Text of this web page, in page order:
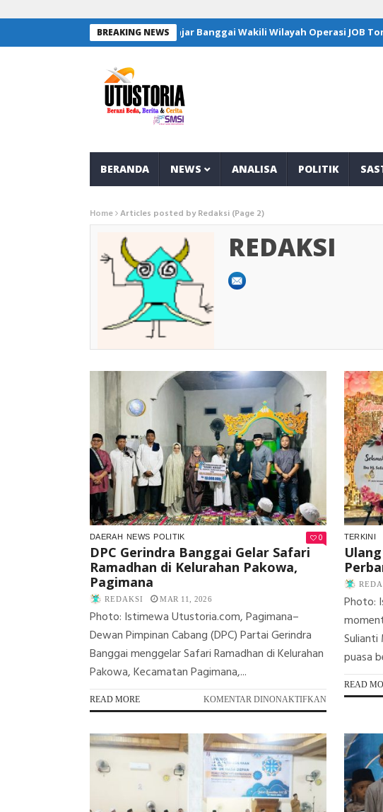
BREAKING NEWS
Empat Pelajar Banggai Wakili Wilayah Operasi JOB Tomori di
BERANDA NEWS ANALISA POLITIK
Home Articles posted by Redaksi (Page 2)
REDAKSI
DAERAH NEWS POLITIK 0
DPC Gerindra Banggai Gelar Safari
Ramadhan di Kelurahan Pakowa,
Pagimana
REDAKSI MAR 11, 2026
Photo: Istimewa Utustoria.com, Pagimana–
Dewan Pimpinan Cabang (DPC) Partai Gerindra
Banggai menggelar Safari Ramadhan di Kelurahan
Pakowa, Kecamatan Pagimana,...
READ MORE KOMENTAR DINONAKTIFKANPADA
DPC
BANGGAI
GELAR
RAMADHAN
KELURAHAN
TERKINI
Photo:
Sulianti
puasa
READ